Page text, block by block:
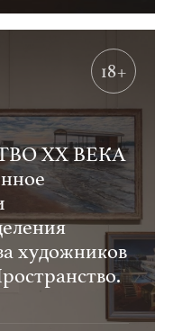
18+
XX ВЕКА
художников